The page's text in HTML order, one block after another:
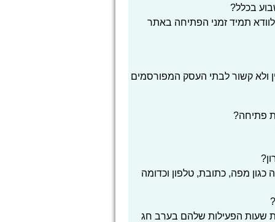
בכלל?
תמיד זמני הפתיחה באתר
ולא קשור לבתי העסק המפורסמים
פתיחה?
מפה, כתובת, טלפון וכדומה
שעות הפעילות שלהם בערב חג